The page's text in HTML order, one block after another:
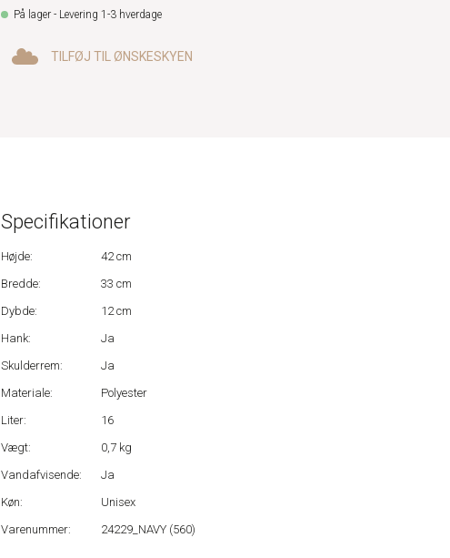
På lager - Levering 1-3 hverdage
TILFØJ TIL ØNSKESKYEN
Specifikationer
Højde:
42 cm
Bredde:
33 cm
Dybde:
12 cm
Hank:
Ja
Skulderrem:
Ja
Materiale:
Polyester
Liter:
16
Vægt:
0,7 kg
Vandafvisende:
Ja
Køn:
Unisex
Varenummer:
24229_NAVY (560)